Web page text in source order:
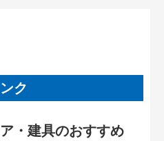
ク
・建具のおすすめ